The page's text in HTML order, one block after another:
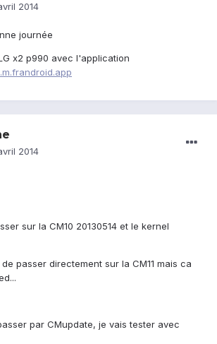
2014
journée
x2 p990 avec l'application
2014
sur la CM10 20130514 et le kernel
passer directement sur la CM11 mais ca
par CMupdate, je vais tester avec